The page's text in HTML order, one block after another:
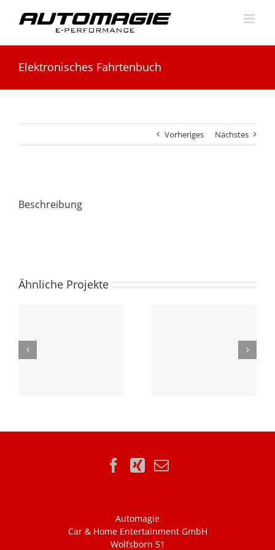
content
Elektronisches Fahrtenbuch
Vorheriges Nächstes
Beschreibung
Ähnliche Projekte
Automagie
Car & Home Entertainment GmbH
Wolfsborn 51